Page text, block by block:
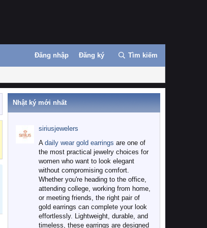
Đăng nhập Đăng ký Tìm kiếm
Nhật ký mới nhất
siriusjewelers
A daily wear gold earrings are one of
the most practical jewelry choices for
women who want to look elegant
without compromising comfort.
Whether you're heading to the office,
attending college, working from home,
or meeting friends, the right pair of
gold earrings can complete your look
effortlessly. Lightweight, durable, and
timeless, these earrings are designed